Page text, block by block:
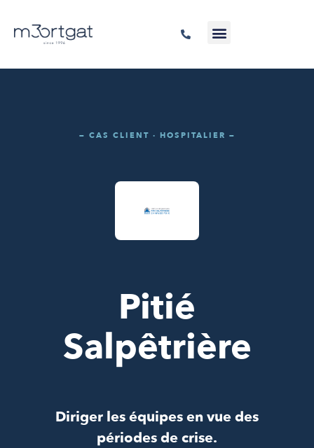
— CAS CLIENT · HOSPITALIER —
Pitié
Salpêtrière
Diriger les équipes en vue des
périodes de crise.